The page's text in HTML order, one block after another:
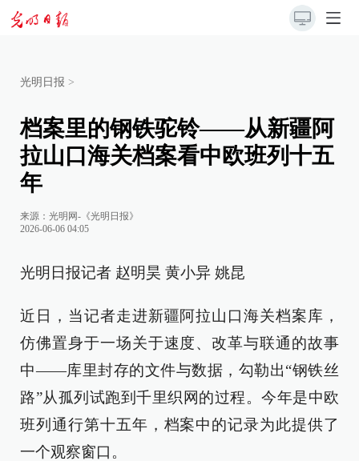
光明日报 >
档案里的钢铁驼铃——从新疆阿
拉山口海关档案看中欧班列十五
年
来源： 光明网-《光明日报》
2026-06-06 04:05
光明日报记者 赵明昊 黄小异 姚昆
近日，当记者走进新疆阿拉山口海关档案库，
仿佛置身于一场关于速度、改革与联通的故事
中——库里封存的文件与数据，勾勒出“钢铁丝
路”从孤列试跑到千里织网的过程。今年是中欧
班列通行第十五年，档案中的记录为此提供了
一个观察窗口。